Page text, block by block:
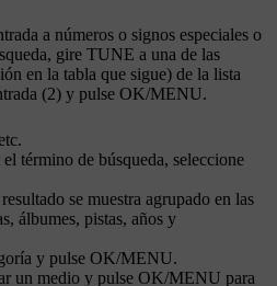
a números o signos especiales o
gire TUNE a una de las
en la tabla que sigue) de la lista
(2) y pulse OK/MENU.
término de búsqueda, seleccione
se muestra agrupado en las
álbumes, pistas, años y
y pulse OK/MENU.
un medio y pulse OK/MENU para